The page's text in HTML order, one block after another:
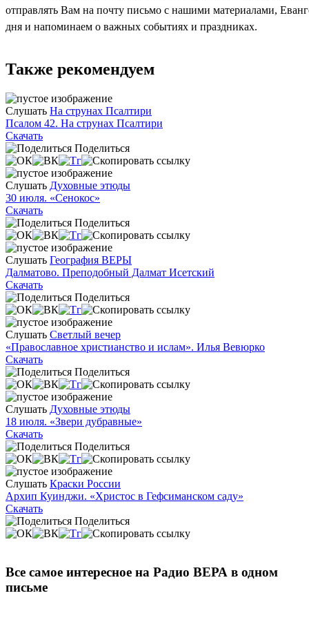
отправлять Вам на почту письмо с нашими материалами,
дня и напоминаем о важных событиях и праздниках.
Также рекомендуем
Слушать На струнах Псалтири
Псалом 42. На струнах Псалтири
Скачать
Поделиться
Слушать Духовные этюды
30 июля. «Сенокос»
Скачать
Поделиться
Слушать География ВЕРЫ
Далматово. Преподобный Далмат Исетский
Скачать
Поделиться
Слушать Светлый вечер
«Православное христианство и ислам». Илья Вевюрко
Скачать
Поделиться
Слушать Духовные этюды
18 июля. «Звери дубравные»
Скачать
Поделиться
Слушать Краски России
Архип Куинджи. «Христос в Гефсиманском саду»
Скачать
Поделиться
Все самое интересное на Радио ВЕРА в одном
письме